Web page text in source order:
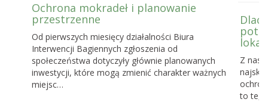
Ochrona mokradeł i planowanie
przestrzenne
Od pierwszych miesięcy działalności Biura
Interwencji Bagiennych zgłoszenia od
społeczeństwa dotyczyły głównie planowanych
inwestycji, które mogą zmienić charakter ważnych
miejsc…
Z
to te,